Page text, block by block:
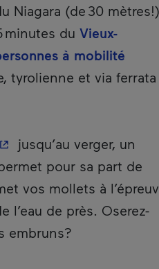
Niagara (de 30 mètres!)
minutes du Vieux-
à mobilité
tyrolienne et via ferrata
- Cet hyperlien s'ouvrira
jusqu’au verger, un
pour sa part de
vos mollets à
l’eau de près. Oserez-
embruns?